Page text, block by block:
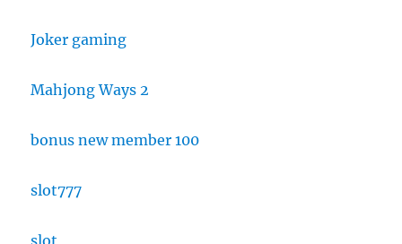
Joker gaming
Mahjong Ways 2
bonus new member 100
slot777